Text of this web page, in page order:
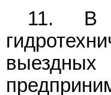
11. В